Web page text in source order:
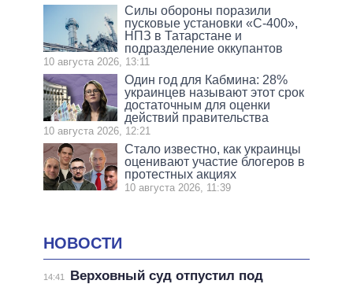
Силы обороны поразили
пусковые установки «С-400»,
НПЗ в Татарстане и
подразделение оккупантов
10 августа 2026, 13:11
Один год для Кабмина: 28%
украинцев называют этот срок
достаточным для оценки
действий правительства
10 августа 2026, 12:21
Стало известно, как украинцы
оценивают участие блогеров в
протестных акциях
10 августа 2026, 11:39
НОВОСТИ
14:41
Верховный суд отпустил под